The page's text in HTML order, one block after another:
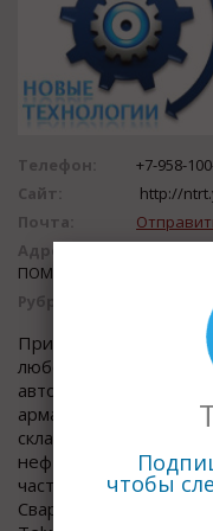
Телефон:
+7-958-
Сайт:
http://
Почта:
Адрес:
ПОМЕЩЕНИЕ 1026
Рубрика:
Принимаем заявки
любого
автоматика,
арматура, приводная
складское, весовое,
нефтепромысловое и
частей и
Сварочное
чтобы